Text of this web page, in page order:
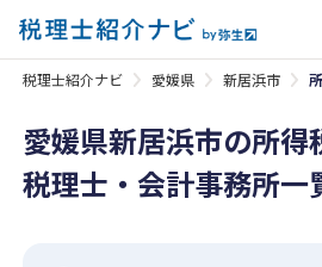
税理士紹介ナビ 愛媛県 新居浜市
愛媛県新居浜市の所得
税理士・会計事務所一